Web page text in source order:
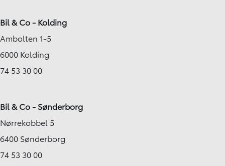
Bil & Co - Kolding
Ambolten 1-5
6000 Kolding
74 53 30 00
Bil & Co - Sønderborg
Nørrekobbel 5
6400 Sønderborg
74 53 30 00